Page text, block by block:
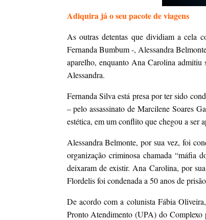
Adiquira já o seu pacote de viagens
As outras detentas que dividiam a cela
Fernanda Bumbum -, Alessandra
aparelho, enquanto Ana Carolina
Alessandra.
Fernanda Silva está presa por ter sido
– pelo assassinato de Marcilene Soares
estética, em um conflito que chegou a ser
Alessandra Belmonte, por sua vez, foi
organização criminosa chamada “máfia
deixaram de existir. Ana Carolina, por
Flordelis foi condenada a 50 anos de
De acordo com a colunista Fábia
Pronto Atendimento (UPA) do Complexo